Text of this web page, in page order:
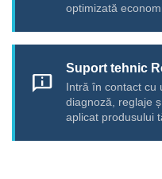
optimizată
chat_info
Suport tehnic
Intră în contact cu
diagnoză, reglaje
aplicat produsului